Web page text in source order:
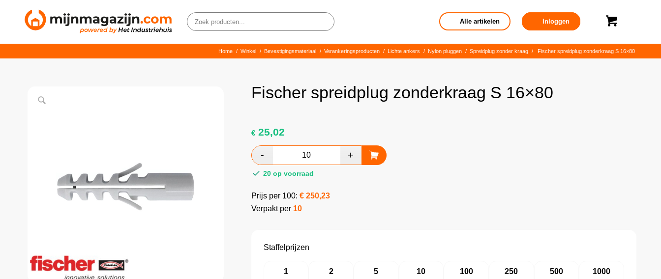
Alle artikelen Inloggen
Home / Winkel / Bevestigingsmateriaal / Verankeringsproducten / Lichte ankers / Nylon pluggen / Spreidplug zonder kraag / Fischer spreidplug zonderkraag S 16×80
Fischer spreidplug zonderkraag S 16×80
€25,02
20 op voorraad
Prijs per 100: € 250,23
Verpakt per 10
Staffelprijzen
1
2
5
10
100
250
500
1000